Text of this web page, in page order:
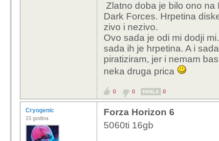
Zlatno doba je bilo ono
Dark Forces. Hrpetina
zivo i nezivo.
Ovo sada je odi mi dodji
sada ih je hrpetina. A i
piratiziram, jer i nemam
neka druga prica
0 0 HVALA 0
Cryogenic
15 godina
Forza Horizon 6
5060ti 16gb